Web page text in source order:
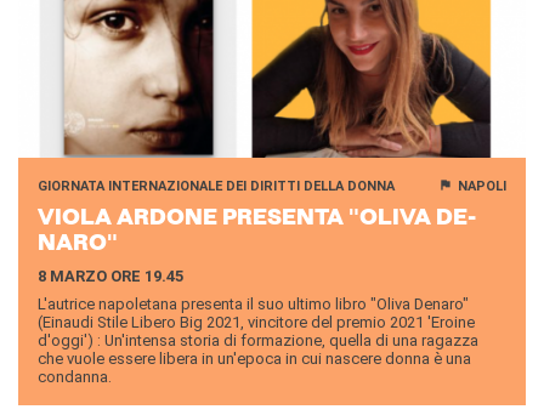
GIORNATA INTERNAZIONALE DEI DIRITTI DELLA DONNA NAPOLI
VIOLA AR­DO­NE PRE­SEN­TA "OLIVA DE­
NA­RO"
8 MARZO ORE 19.45
L'autrice napoletana presenta il suo ultimo libro "Oliva Denaro"
(Einaudi Stile Libero Big 2021, vincitore del premio 2021 'Eroine
d'oggi') : Un'intensa storia di formazione, quella di una ragazza
che vuole essere libera in un'epoca in cui nascere donna è una
condanna.